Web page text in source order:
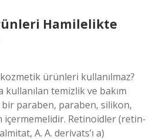
Hamilelikte
ürünleri kullanılmaz?
kullanılan temizlik ve bakım
paraben, paraben, silikon,
içermemelidir. Retinoidler (retin-
A. A. derivats’ı a)